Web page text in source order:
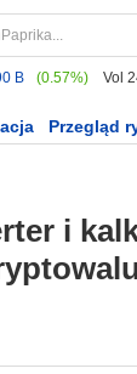
B (0.57%) Vol
Przegląd
i